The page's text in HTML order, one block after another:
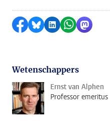
Delen op Facebook
Delen via Bluesky
Delen opDelen via
Delen
Wetenschappers
Ernst van Alphen
Professor emeritus